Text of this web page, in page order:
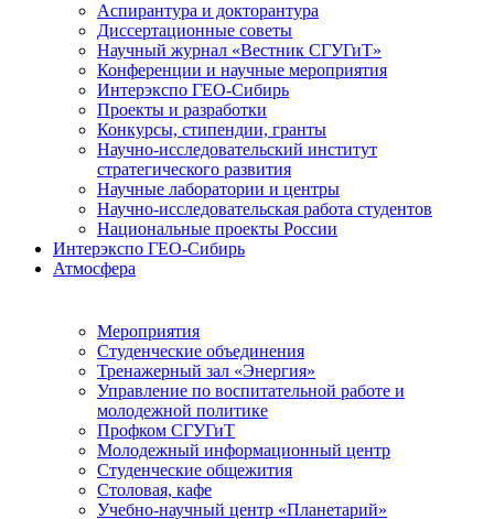
Аспирантура и докторантура
Диссертационные советы
Научный журнал «Вестник СГУГиТ»
Конференции и научные мероприятия
Интерэкспо ГЕО-Сибирь
Проекты и разработки
Конкурсы, стипендии, гранты
Научно-исследовательский институт
стратегического развития
Научные лаборатории и центры
Научно-исследовательская работа студентов
Национальные проекты России
Интерэкспо ГЕО-Сибирь
Атмосфера
Мероприятия
Студенческие объединения
Тренажерный зал «Энергия»
Управление по воспитательной работе и
молодежной политике
Профком СГУГиТ
Молодежный информационный центр
Студенческие общежития
Столовая, кафе
Учебно-научный центр «Планетарий»